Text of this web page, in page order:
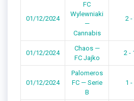
01/12/2024
FC
Wylewniaki
—
Cannabis
2 -
01/12/2024
Chaos —
FC Jajko
2 -
01/12/2024
Palomeros
FC — Serie
B
1 -